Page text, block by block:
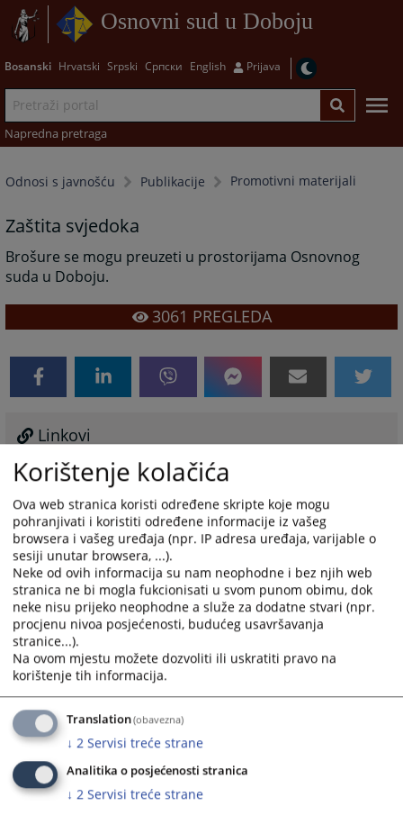
Osnovni sud u Doboju
Bosanski Hrvatski Srpski Српски English Prijava
Napredna pretraga
Odnosi s javnošću Publikacije Promotivni materijali
Zaštita svjedoka
Brošure se mogu preuzeti u prostorijama Osnovnog
suda u Doboju.
3061 PREGLEDA
Linkovi
Više informacija na linku...
Promotivni materijali
Osnovni sud u Doboju trenutno nema promotivnih
materijala dostupnih javnosti.
3032PREGLEDA
Korištenje kolačića
Ova web stranica koristi određene skripte koje mogu
pohranjivati i koristiti određene informacije iz vašeg
browsera i vašeg uređaja (npr. IP adresa uređaja, varijable o
sesiji unutar browsera, ...).
Neke od ovih informacija su nam neophodne i bez njih web
stranica ne bi mogla fukcionisati u svom punom obimu, dok
neke nisu prijeko neophodne a služe za dodatne stvari (npr.
procjenu nivoa posjećenosti, budućeg usavršavanja
stranice...).
Na ovom mjestu možete dozvoliti ili uskratiti pravo na
korištenje tih informacija.
Translation(obavezna)
↓ 2 Servisi treće strane
Analitika o posjećenosti stranica
↓ 2 Servisi treće strane